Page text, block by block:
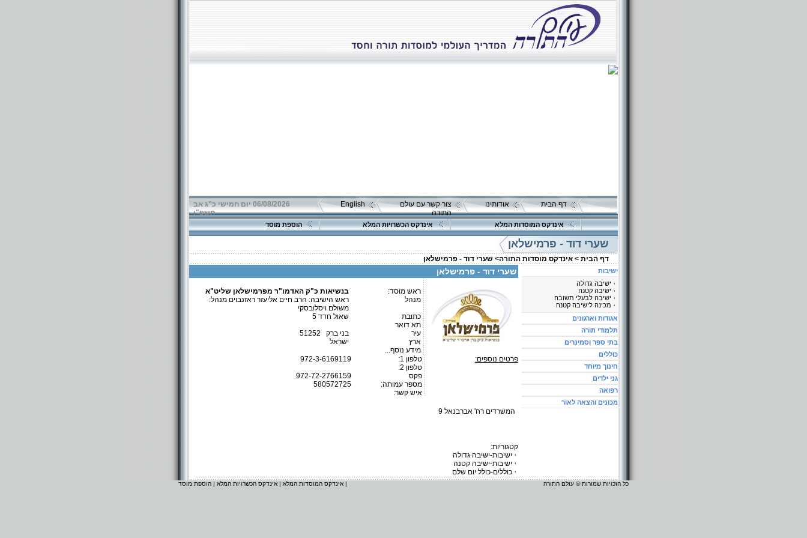
דף הבית אודותינו
צור קשר עם עולם
התורה
English
06/08/2026 יום חמישי כ"ג אב
תשפ"ו
אינדקס המוסדות המלא אינדקס הכשרויות המלא הוספת מוסד
שערי דוד - פרמישלאן
דף הבית > אינדקס מוסדות התורה> שערי דוד - פרמישלאן
שערי דוד - פרמישלאן
ראש מוסד:
בנשיאות כ"ק האדמו"ר מפרמישלאן שליט"א
מנהל
ראש הישיבה: הרב חיים אליעזר ראזנבוים מנהל:
משולם ויסלובסקי
כתובת
שאול חדד 5
תא דואר
עיר
בני ברק 51252
ארץ
ישראל
מידע נוסף...
פרטים נוספים:
טלפון 1:
טלפון 2:
פקס
מספר עמותה:
איש קשר:
972-3-6169119
972-72-2766159
580572725
המשרדים רח' אברבנאל 9
קטגוריות:
ישיבות-ישיבה גדולה
ישיבות-ישיבה קטנה
כוללים-כולל יום שלם
ישיבות
ישיבה גדולה
ישיבה קטנה
ישיבה לבעלי תשובה
מכינה לישיבה קטנה
אגודות וארגונים
תלמודי תורה
בתי ספר וסמינרים
כוללים
חינוך מיוחד
גני ילדים
רפואה
מכונים והצאה לאור
כל הזכויות שמורות © עולם התורה אינדקס המוסדות המלא | אינדקס הכשרויות המלא | הוספת מוסד |